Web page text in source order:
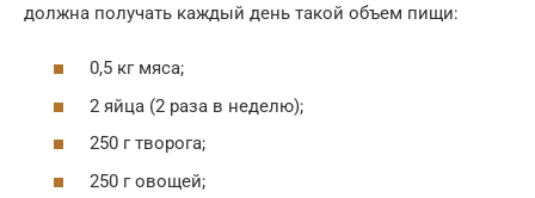
должна получать каждый день такой объем пищи:
0,5 кг мяса;
2 яйца (2 раза в неделю);
250 г творога;
250 г овощей;